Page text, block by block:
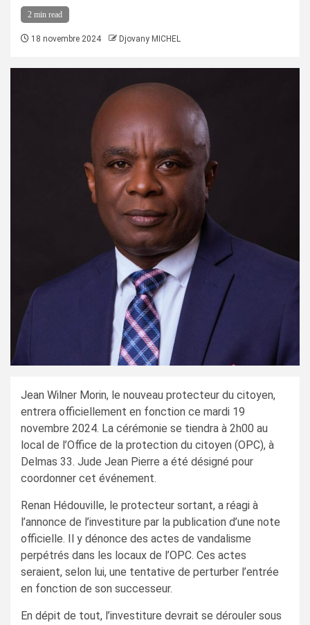
2 min read
18 novembre 2024 Djovany MICHEL
Jean Wilner Morin, le nouveau protecteur du citoyen,
entrera officiellement en fonction ce mardi 19
novembre 2024. La cérémonie se tiendra à 2h00 au
local de l’Office de la protection du citoyen (OPC), à
Delmas 33. Jude Jean Pierre a été désigné pour
coordonner cet événement.
Renan Hédouville, le protecteur sortant, a réagi à
l’annonce de l’investiture par la publication d’une note
officielle. Il y dénonce des actes de vandalisme
perpétrés dans les locaux de l’OPC. Ces actes
seraient, selon lui, une tentative de perturber l’entrée
en fonction de son successeur.
En dépit de tout, l’investiture devrait se dérouler sous